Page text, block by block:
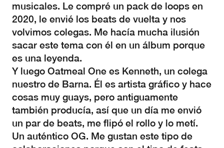
musicales. Le compré un pack de loops en
2020, le envié los beats de vuelta y nos
volvimos colegas. Me hacía mucha ilusión
sacar este tema con él en un álbum porque
es una leyenda.
Y luego Oatmeal One es Kenneth, un colega
nuestro de Barna. Él es artista gráfico y hace
cosas muy guays, pero antiguamente
también producía, así que un día me envió
un par de beats, me flipó el rollo y lo metí.
Un auténtico OG. Me gustan este tipo de